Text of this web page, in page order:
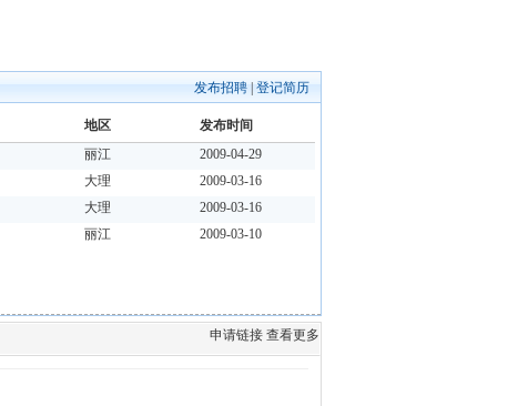
发布招聘 登记简历
地区
发布时间
丽江
2009-04-29
大理
2009-03-16
大理
2009-03-16
丽江 2009-03-10
申请链接 查看更多